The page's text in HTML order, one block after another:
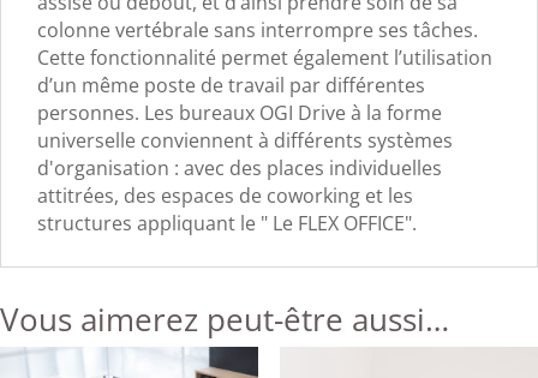
colonne vertébrale sans interrompre ses tâches.
Cette fonctionnalité permet également l’utilisation
d’un même poste de travail par différentes
personnes. Les bureaux OGI Drive à la forme
universelle conviennent à différents systèmes
d'organisation : avec des places individuelles
attitrées, des espaces de coworking et les
structures appliquant le " Le FLEX OFFICE".
Vous aimerez peut-être aussi…